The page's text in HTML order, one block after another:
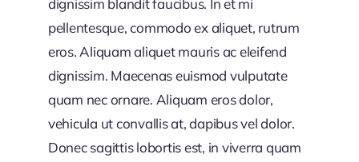
dignissim blandit faucibus. In et mi
pellentesque, commodo ex aliquet, rutrum
eros. Aliquam aliquet mauris ac eleifend
dignissim. Maecenas euismod vulputate
quam nec ornare. Aliquam eros dolor,
vehicula ut convallis at, dapibus vel dolor.
Donec sagittis lobortis est, in viverra quam